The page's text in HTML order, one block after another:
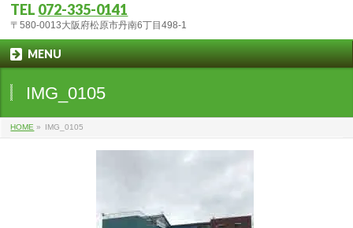
TEL 072-335-0141
〒580-0013大阪府松原市丹南6丁目498-1
MENU
IMG_0105
HOME » IMG_0105